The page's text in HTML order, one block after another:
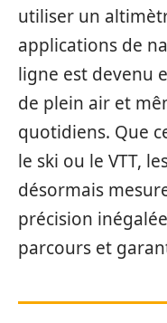
utiliser un
applications de
ligne est devenu
de plein air et
quotidiens. Que
le ski ou le VTT,
désormais
précision
parcours et